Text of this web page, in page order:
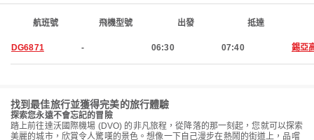
航班號 飛機型號 出發 抵達
DG6871 - 06:30 07:40 錫亞
找到最佳旅行並獲得完美的旅行體驗
探索您永遠不會忘記的冒險
踏上前往達沃國際機場 (DVO) 的非凡旅程，從降落的那一刻起，您就可以探索
美麗的城市，欣賞令人驚嘆的景色。想像一下自己漫步在熱鬧的街道上，品嚐